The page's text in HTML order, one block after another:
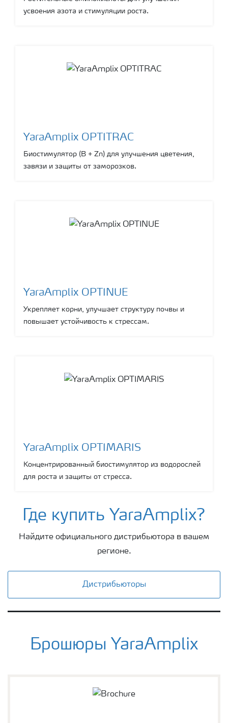
усвоения азота и стимуляции роста.
YaraAmplix OPTITRAC
Биостимулятор (B + Zn) для улучшения цветения,
завязи и защиты от заморозков.
YaraAmplix OPTINUE
Укрепляет корни, улучшает структуру почвы и
повышает устойчивость к стрессам.
YaraAmplix OPTIMARIS
Концентрированный биостимулятор из водорослей
для роста и защиты от стресса.
Где купить YaraAmplix?
Найдите официального дистрибьютора в вашем
регионе.
Дистрибьюторы
Брошюры YaraAmplix